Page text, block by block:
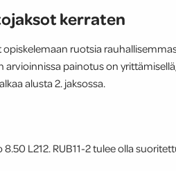
kerraten
opiskelemaan ruotsia
arvioinnissa painotus on
alusta 2. jaksossa.
8.50 L212. RUB11-2 tulee olla